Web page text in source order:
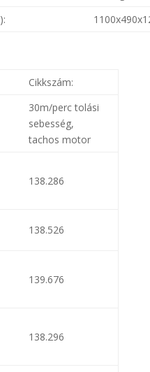
):
Cikkszám:
30m/perc tolási
sebesség,
tachos motor
138.286
138.526
139.676
138.296